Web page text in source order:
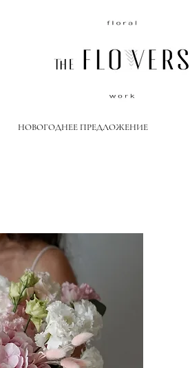
НОВОГОДНЕЕ ПРЕДЛОЖЕНИЕ